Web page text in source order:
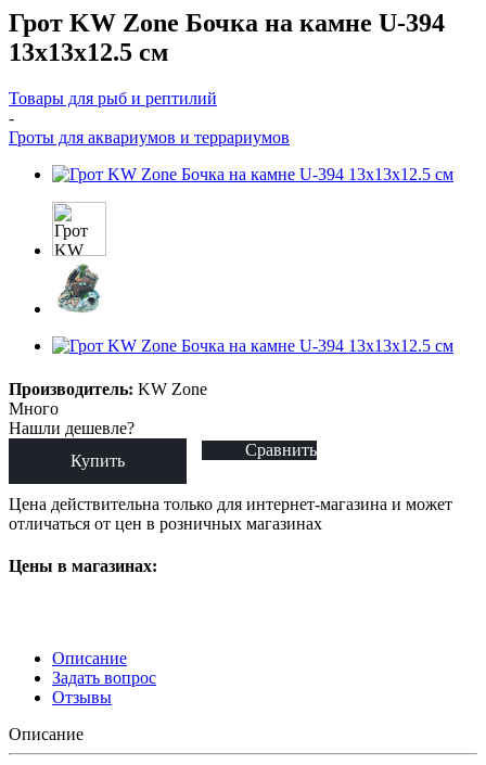
Грот KW Zone Бочка на камне U-394
13x13x12.5 см
Товары для рыб и рептилий
-
Гроты для аквариумов и террариумов
Производитель: KW Zone
Много
Нашли дешевле?
Купить
Сравнить
Цена действительна только для интернет-магазина и может
отличаться от цен в розничных магазинах
Цены в магазинах:
Описание
Задать вопрос
Отзывы
Описание